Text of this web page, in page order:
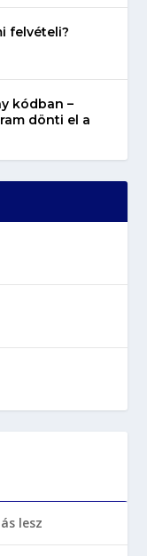
felvételi?
kódban –
dönti el a
lesz